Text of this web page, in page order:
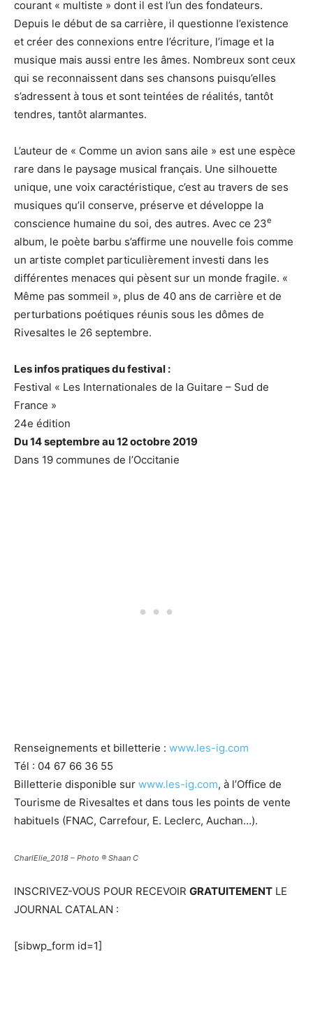
courant « multiste » dont il est l’un des fondateurs.
Depuis le début de sa carrière, il questionne l’existence
et créer des connexions entre l’écriture, l’image et la
musique mais aussi entre les âmes. Nombreux sont ceux
qui se reconnaissent dans ses chansons puisqu’elles
s’adressent à tous et sont teintées de réalités, tantôt
tendres, tantôt alarmantes.
L’auteur de « Comme un avion sans aile » est une espèce
rare dans le paysage musical français. Une silhouette
unique, une voix caractéristique, c’est au travers de ses
musiques qu’il conserve, préserve et développe la
conscience humaine du soi, des autres. Avec ce 23e
album, le poète barbu s’affirme une nouvelle fois comme
un artiste complet particulièrement investi dans les
différentes menaces qui pèsent sur un monde fragile. «
Même pas sommeil », plus de 40 ans de carrière et de
perturbations poétiques réunis sous les dômes de
Rivesaltes le 26 septembre.
Les infos pratiques du festival :
Festival « Les Internationales de la Guitare – Sud de
France »
24e édition
Du 14 septembre au 12 octobre 2019
Dans 19 communes de l’Occitanie
Renseignements et billetterie : www.les-ig.com
Tél : 04 67 66 36 55
Billetterie disponible sur www.les-ig.com, à l’Office de
Tourisme de Rivesaltes et dans tous les points de vente
habituels (FNAC, Carrefour, E. Leclerc, Auchan…).
CharlElie_2018 – Photo ® Shaan C
INSCRIVEZ-VOUS POUR RECEVOIR GRATUITEMENT LE
JOURNAL CATALAN :
[sibwp_form id=1]